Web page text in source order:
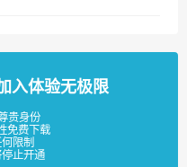
入体验无极限
贵身份
免费下载
限制
止开通